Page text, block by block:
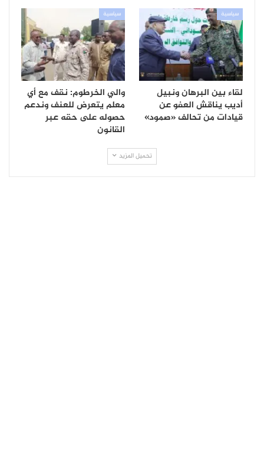
سياسية
لقاء بين البرهان ونبيل
أديب يناقش العفو عن
قيادات من تحالف «صمود»
سياسية
والي الخرطوم: نقف مع أي
معلم يتعرض للعنف وندعم
حصوله على حقه عبر
القانون
تحميل المزيد